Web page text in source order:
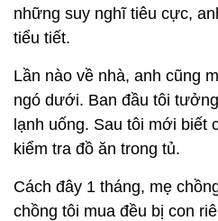
những suy nghĩ tiêu cực,
tiểu tiết.
Lần nào về nhà, anh cũng
ngó dưới. Ban đầu tôi
lạnh uống. Sau tôi mới biết
kiểm tra đồ ăn trong tủ.
Cách đây 1 tháng, mẹ
chồng tôi mua đều bị con